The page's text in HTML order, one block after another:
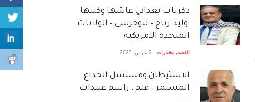
دكريات بغداد ٍ: عاشها وكتبها
:وليد رباح – نيوجرسي – الولايات
المتحدة الامريكية
القصة, مختارات 2 مارس، 2023
الاستيطان ومسلسل الخداع
المستمر – قلم : راسم عبيدات